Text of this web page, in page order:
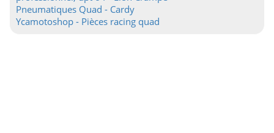
Pneumatiques Quad - Cardy
Ycamotoshop - Pièces racing quad